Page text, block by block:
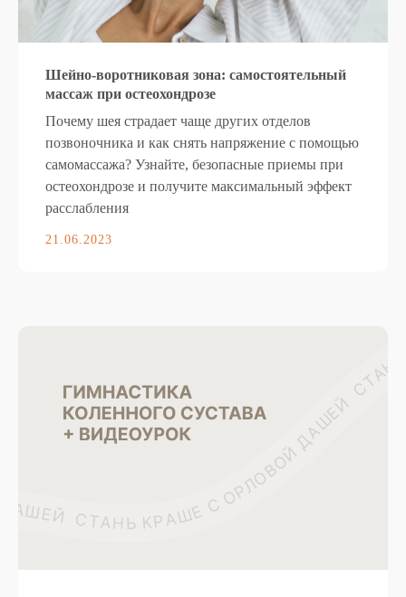
Шейно-воротниковая зона: самостоятельный
массаж при остеохондрозе
Почему шея страдает чаще других отделов
позвоночника и как снять напряжение с помощью
самомассажа? Узнайте, безопасные приемы при
остеохондрозе и получите максимальный эффект
расслабления
21.06.2023